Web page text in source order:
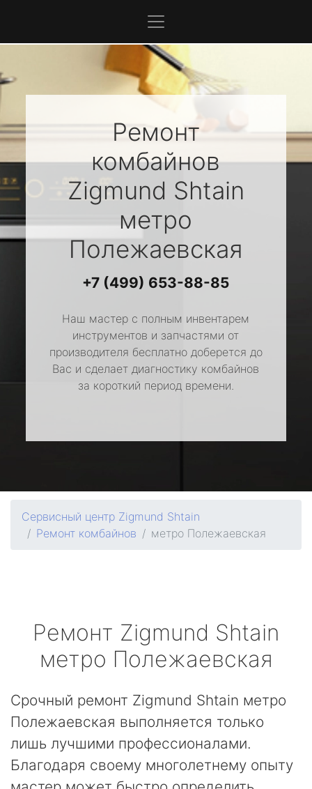
Ремонт
комбайнов
Zigmund Shtain
метро
Полежаевская
+7 (499) 653-88-85
Наш мастер с полным инвентарем
инструментов и запчастями от
производителя бесплатно доберется до
Вас и сделает диагностику комбайнов
за короткий период времени.
Сервисный центр Zigmund Shtain
Ремонт комбайнов
метро Полежаевская
Ремонт Zigmund Shtain
метро Полежаевская
Срочный ремонт Zigmund Shtain метро
Полежаевская выполняется только
лишь лучшими профессионалами.
Благодаря своему многолетнему опыту